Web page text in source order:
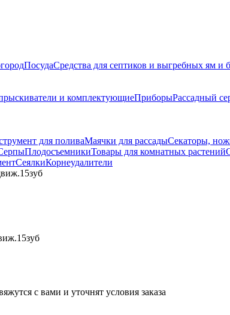
ПосудаСредства для септиков и выгребных ям и
и комплектующиеПриборыРассадный
для поливаМаячки для рассадыСекаторы,
ПлодосъемникиТовары для комнатных растений
СеялкиКорнеудалители
с вами и уточнят условия заказа